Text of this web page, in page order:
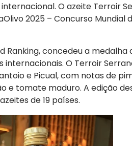
O azeite Terroir
2025 – Concurso Mundial
Ranking, concedeu a medalha
O Terroir
e Picual, com notas de
e tomate maduro. A edição
de 19 países.